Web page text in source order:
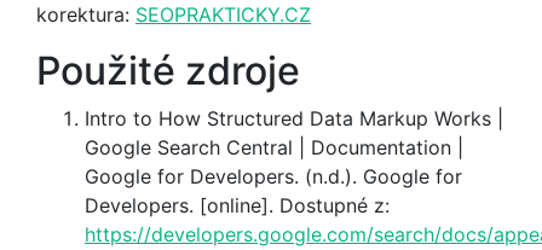
korektura: SEOPRAKTICKY.CZ
Použité zdroje
Intro to How Structured Data Markup Works |
Google Search Central | Documentation |
Google for Developers. (n.d.). Google for
Developers. [online]. Dostupné z:
https://developers.google.com/search/docs/